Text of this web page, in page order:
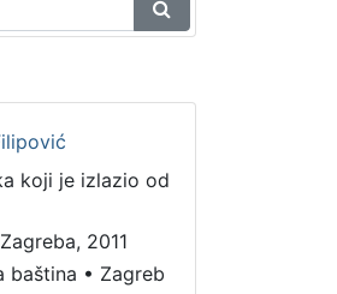
koji je izlazio od
2011
baština • Zagreb